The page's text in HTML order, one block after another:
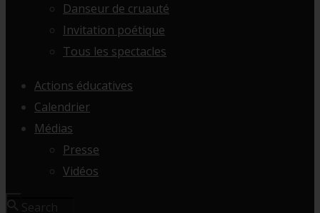
Danseur de cruauté
Invitation poétique
Tous les spectacles
Actions éducatives
Calendrier
Médias
Presse
Vidéos